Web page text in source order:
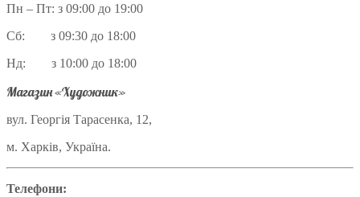
Пн – Пт: з 09:00 до 19:00
Сб: з 09:30 до 18:00
Нд: з 10:00 до 18:00
Магазин «Художник»
вул. Георгія Тарасенка, 12,
м. Харків, Україна.
Телефони: